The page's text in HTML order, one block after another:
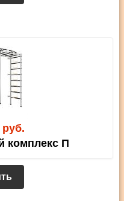
руб.
комплекс П